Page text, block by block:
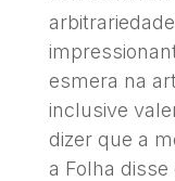
esmera na
inclusive
dizer que a
a Folha